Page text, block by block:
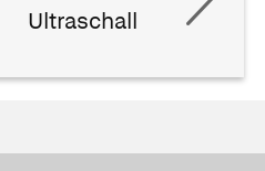
Ultraschall